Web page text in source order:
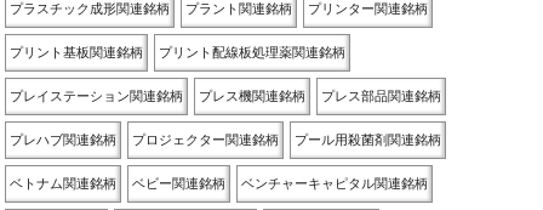
プラスチック成形関連銘柄 プラント関連銘柄 プリンター関連銘柄
プリント基板関連銘柄 プリント配線板処理薬関連銘柄
プレイステーション関連銘柄 プレス機関連銘柄 プレス部品関連銘柄
プレハブ関連銘柄 プロジェクター関連銘柄 プール用殺菌剤関連銘柄
ベトナム関連銘柄 ベビー関連銘柄 ベンチャーキャピタル関連銘柄